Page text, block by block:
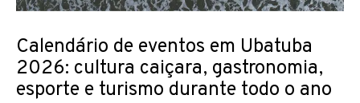
Calendário de eventos em Ubatuba
2026: cultura caiçara, gastronomia,
esporte e turismo durante todo o ano